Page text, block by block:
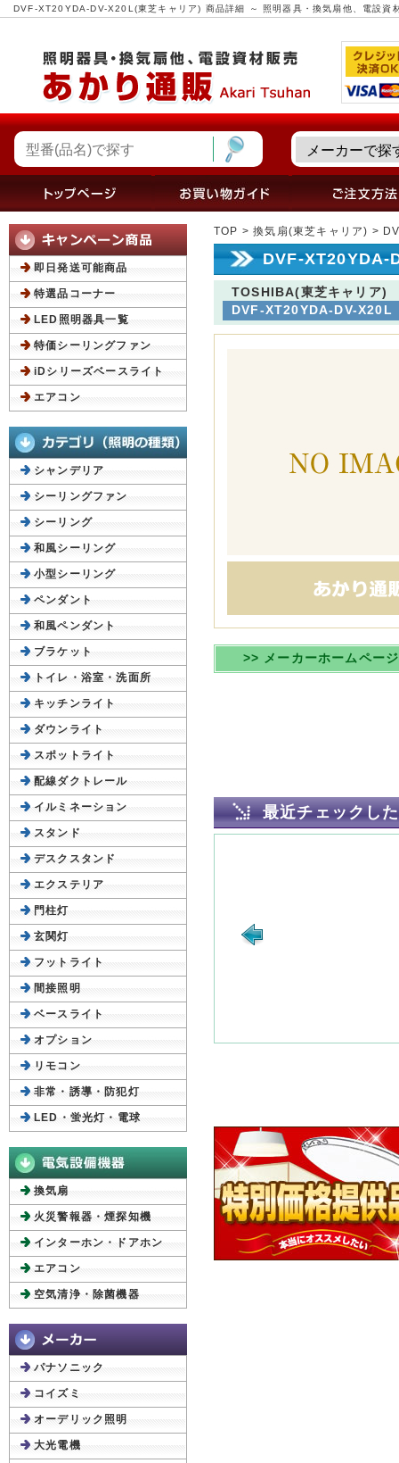
DVF-XT20YDA-DV-X20L(東芝キャリア) 商品詳細 ～ 照明器具・換気扇他、電設資
TOP >換気扇(東芝キャリア) >
DVF-XT20YDA-
TOSHIBA(東芝キャリア)
DVF-XT20YDA-DV-X20L
>> メーカーホームペー
最近チェックし
即日発送可能商品
特選品コーナー
LED照明器具一覧
特価シーリングファン
iDシリーズベースライト
エアコン
シャンデリア
シーリングファン
シーリング
和風シーリング
小型シーリング
ペンダント
和風ペンダント
ブラケット
トイレ・浴室・洗面所
キッチンライト
ダウンライト
スポットライト
配線ダクトレール
イルミネーション
スタンド
デスクスタンド
エクステリア
門柱灯
玄関灯
フットライト
間接照明
ベースライト
オプション
リモコン
非常・誘導・防犯灯
LED・蛍光灯・電球
換気扇
火災警報器・煙探知機
インターホン・ドアホン
エアコン
空気清浄・除菌機器
パナソニック
コイズミ
オーデリック照明
大光電機